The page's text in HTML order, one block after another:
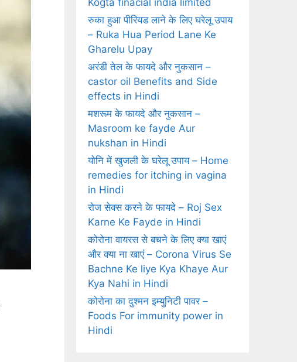
Kogta finacial india limited
रुका हुआ पीरियड लाने के लिए घरेलू उपाय
– Ruka Hua Period Lane Ke
Gharelu Upay
अरंडी तेल के फायदे और नुकसान –
castor oil Benefits and Side
effects in Hindi
मशरूम के फायदे और नुकसान –
Masroom ke fayde Aur
nukshan in Hindi
योनि में खुजली के घरेलू उपाय – Home
remedies for itching in vagina
in Hindi
रोज सेक्‍स करने के फायदे – Roj Sex
Karne Ke Fayde in Hindi
कोरोना वायरस से बचने के लिए क्या खाएं
और क्या ना खाएं – Corona Virus Se
Bachne Ke liye Kya Khaye Aur
Kya Nahi in Hindi
कोरोना का दुश्मन इम्युनिटी पावर –
Foods For immunity power in
Hindi